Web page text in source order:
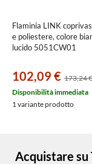
Flaminia LINK
e poliestere, colore
lucido 5051CW01
102,09 € 173,24 €
Disponibilità immediata
1 variante prodotto
Acquistare su